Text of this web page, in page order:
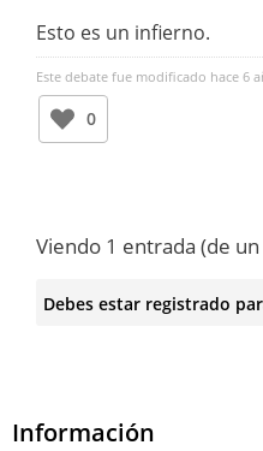
Esto es un infierno.
Este debate fue modificado hace 6
0
Viendo 1 entrada (de
Debes estar registrado
Información